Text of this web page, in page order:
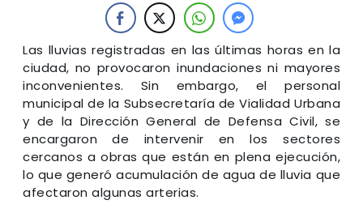
Las lluvias registradas en las últimas horas en la
ciudad, no provocaron inundaciones ni mayores
inconvenientes. Sin embargo, el personal
municipal de la Subsecretaría de Vialidad Urbana
y de la Dirección General de Defensa Civil, se
encargaron de intervenir en los sectores
cercanos a obras que están en plena ejecución,
lo que generó acumulación de agua de lluvia que
afectaron algunas arterias.